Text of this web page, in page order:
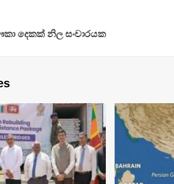
දෙකක් නිල සංචාරයක